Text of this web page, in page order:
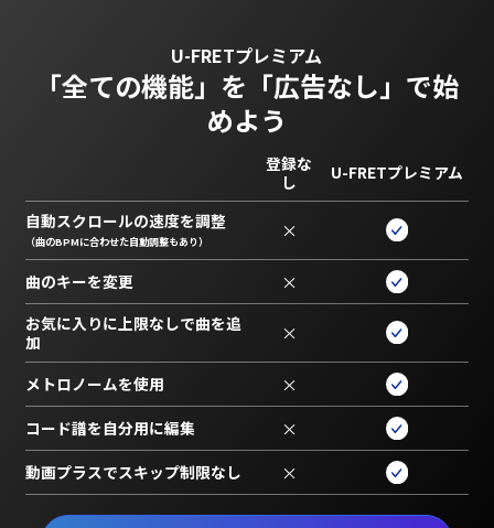
U-FRETプレミアム
「全ての機能」を 「広告なし」で始
めよう
登録な
し
U-FRETプレミアム
自動スクロールの速度を調整
（曲のBPMに合わせた自動調整もあり） ×
曲のキーを変更 ×
お気に入りに上限なしで曲を追
加
×
メトロノームを使用 ×
コード譜を自分用に編集 ×
動画プラスでスキップ制限なし ×